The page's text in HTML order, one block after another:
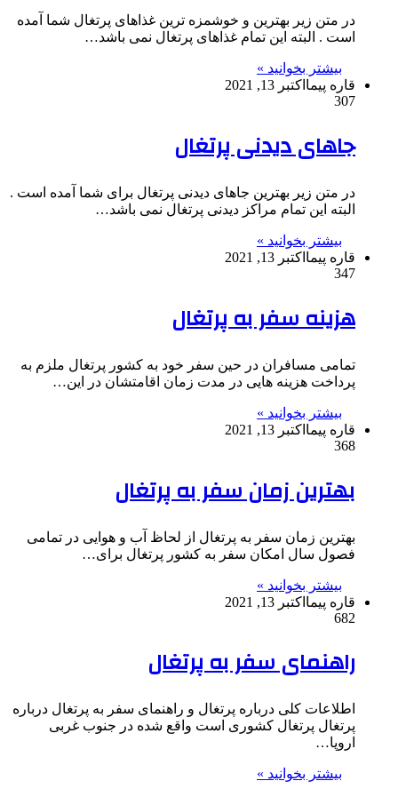
در متن زیر بهترین و خوشمزه ترین غذاهای پرتغال شما آمده
است . البته این تمام غذاهای پرتغال نمی باشد…
بیشتر بخوانید »
قاره پیما اکتبر 13, 2021
307
جاهای دیدنی پرتغال
در متن زیر بهترین جاهای دیدنی پرتغال برای شما آمده است .
البته این تمام مراکز دیدنی پرتغال نمی باشد…
بیشتر بخوانید »
قاره پیما اکتبر 13, 2021
347
هزینه سفر به پرتغال
تمامی مسافران در حین سفر خود به کشور پرتغال ملزم به
پرداخت هزینه هایی در مدت زمان اقامتشان در این…
بیشتر بخوانید »
قاره پیما اکتبر 13, 2021
368
بهترین زمان سفر به پرتغال
بهترین زمان سفر به پرتغال از لحاظ آب و هوایی در تمامی
فصول سال امکان سفر به کشور پرتغال برای…
بیشتر بخوانید »
قاره پیما اکتبر 13, 2021
682
راهنمای سفر به پرتغال
اطلاعات کلی درباره پرتغال و راهنمای سفر به پرتغال درباره
پرتغال پرتغال کشوری است واقع شده در جنوب غربی
اروپا…
بیشتر بخوانید »